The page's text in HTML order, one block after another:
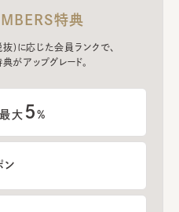
特典
)に応じた会員ランクで、
がアップグレード。
大 5%
ン